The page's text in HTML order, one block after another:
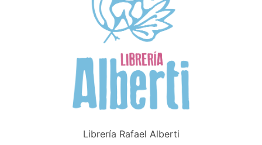
Librería Rafael Alberti